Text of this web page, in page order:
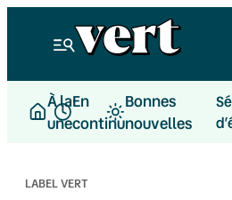
À la
une
En
continu
Bonnes
nouvelles
LABEL VERT